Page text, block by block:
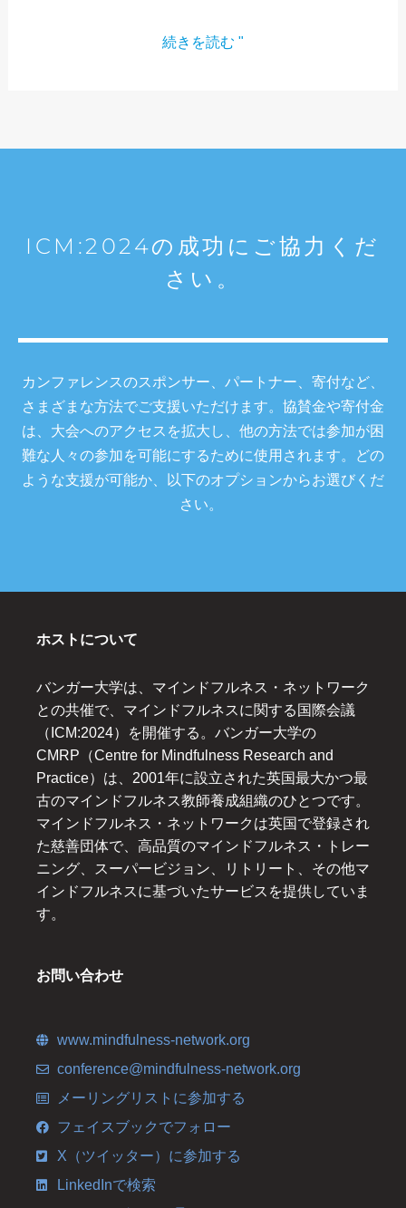
続きを読む "
ICM:2024の成功にご協力くだ
さい。
カンファレンスのスポンサー、パートナー、寄付など、
さまざまな方法でご支援いただけます。協賛金や寄付金
は、大会へのアクセスを拡大し、他の方法では参加が困
難な人々の参加を可能にするために使用されます。どの
ような支援が可能か、以下のオプションからお選びくだ
さい。
ホストについて
バンガー大学は、マインドフルネス・ネットワーク
との共催で、マインドフルネスに関する国際会議
（ICM:2024）を開催する。バンガー大学の
CMRP（Centre for Mindfulness Research and
Practice）は、2001年に設立された英国最大かつ最
古のマインドフルネス教師養成組織のひとつです。
マインドフルネス・ネットワークは英国で登録され
た慈善団体で、高品質のマインドフルネス・トレー
ニング、スーパービジョン、リトリート、その他マ
インドフルネスに基づいたサービスを提供していま
す。
お問い合わせ
www.mindfulness-network.org
conference@mindfulness-network.org
メーリングリストに参加する
フェイスブックでフォロー
X（ツイッター）に参加する
LinkedInで検索